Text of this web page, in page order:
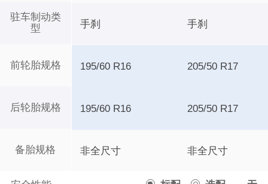
驻车制动类
型
前轮胎规格
后轮胎规格
备胎规格
手刹 手刹
195/60 R16 205/50 R17
195/60 R16 205/50 R17
非全尺寸 非全尺寸